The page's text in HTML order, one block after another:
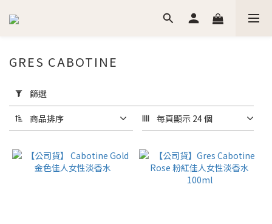
用
篩
選
(0/20)
價格
(NT$)
GRES CABOTINE
篩選
商品排序 每頁顯示 24 個